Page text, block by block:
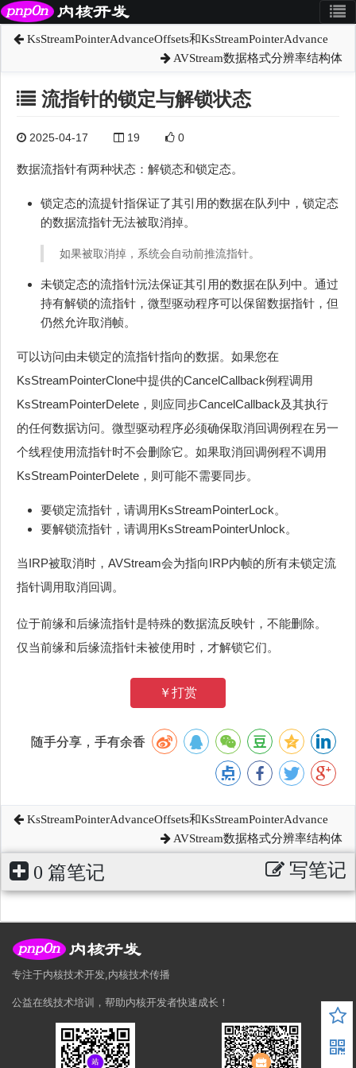
KsStreamPointerAdvanceOffsets和KsStreamPointerAdvance
AVStream数据格式分辨率结构体
流指针的锁定与解锁状态
2025-04-17 19 0
数据流指针有两种状态：解锁态和锁定态。
锁定态的流提针指保证了其引用的数据在队列中，锁定态
的数据流指针无法被取消掉。
如果被取消掉，系统会自动前推流指针。
未锁定态的流指针沅法保证其引用的数据在队列中。通过
持有解锁的流指针，微型驱动程序可以保留数据指针，但
仍然允许取消帧。
可以访问由未锁定的流指针指向的数据。如果您在
KsStreamPointerClone中提供的CancelCallback例程调用
KsStreamPointerDelete，则应同步CancelCallback及其执行
的任何数据访问。微型驱动程序必须确保取消回调例程在另一
个线程使用流指针时不会删除它。如果取消回调例程不调用
KsStreamPointerDelete，则可能不需要同步。
要锁定流指针，请调用KsStreamPointerLock。
要解锁流指针，请调用KsStreamPointerUnlock。
当IRP被取消时，AVStream会为指向IRP内帧的所有未锁定流
指针调用取消回调。
位于前缘和后缘流指针是特殊的数据流反映针，不能删除。
仅当前缘和后缘流指针未被使用时，才解锁它们。
￥打赏
随手分享，手有余香
KsStreamPointerAdvanceOffsets和KsStreamPointerAdvance
AVStream数据格式分辨率结构体
0 篇笔记 写笔记
专注于内核技术开发,内核技术传播
公益在线技术培训，帮助内核开发者快速成长！